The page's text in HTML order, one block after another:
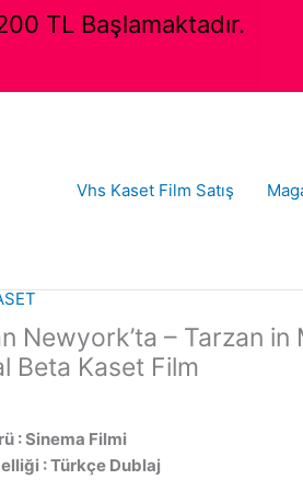
Vhs Kaset Film Satış
Newyork’ta – Tarzan
Beta Kaset Film
: Sinema Filmi
: Türkçe Dublaj
TL Başlamaktadır.